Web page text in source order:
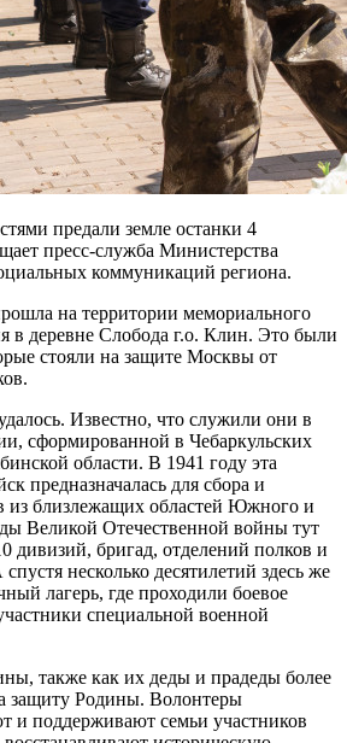
предали земле останки 4
пресс-служба Министерства
коммуникаций региона.
на территории мемориального
в деревне Слобода г.о. Клин. Это были
стояли на защите Москвы от
Известно, что служили они в
сформированной в Чебаркульских
области. В 1941 году эта
предназначалась для сбора и
из близлежащих областей Южного и
Великой Отечественной войны тут
дивизий, бригад, отделений полков и
несколько десятилетий здесь же
лагерь, где проходили боевое
специальной военной
также как их деды и прадеды более
защиту Родины. Волонтеры
и поддерживают семьи участников